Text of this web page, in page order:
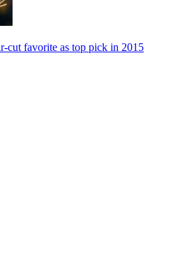
cut favorite as top pick in 2015